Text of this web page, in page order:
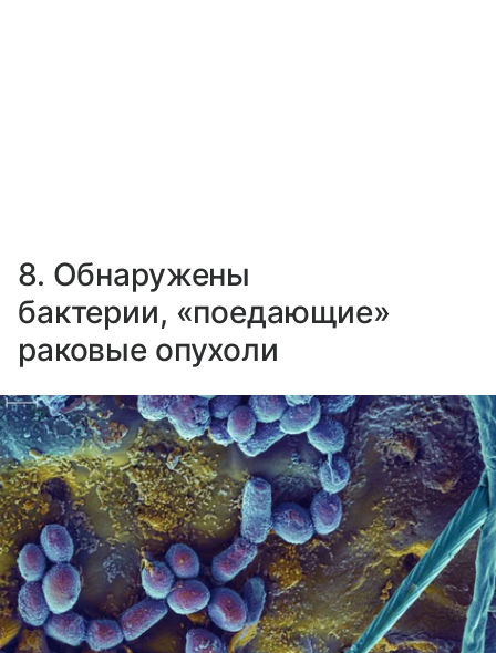
8. Обнаружены
бактерии, «поедающие»
раковые опухоли